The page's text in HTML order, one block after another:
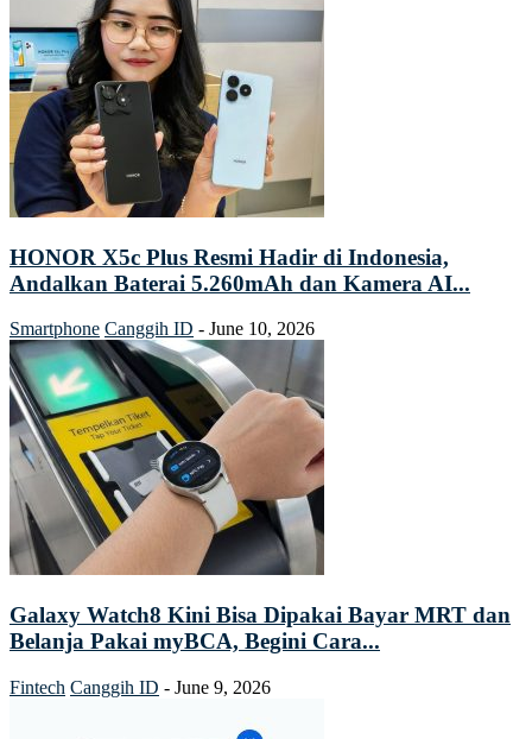
HONOR X5c Plus Resmi Hadir di Indonesia,
Andalkan Baterai 5.260mAh dan Kamera AI...
Smartphone Canggih ID - June 10, 2026
Galaxy Watch8 Kini Bisa Dipakai Bayar MRT dan
Belanja Pakai myBCA, Begini Cara...
Fintech Canggih ID - June 9, 2026